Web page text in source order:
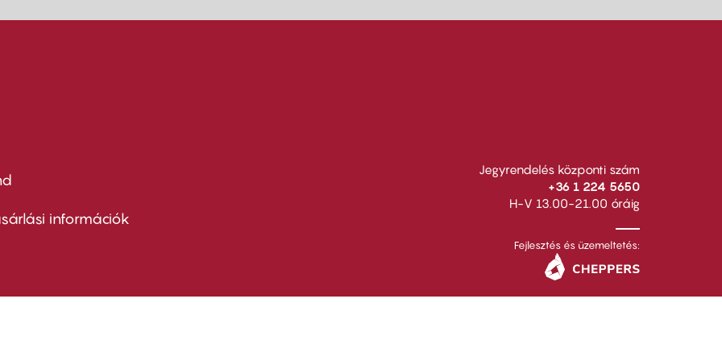
információk
Jegyrendelés központi szám
+36 1 224 5650
H-V 13.00-21.00 óráig
Fejlesztés és üzemeltetés: